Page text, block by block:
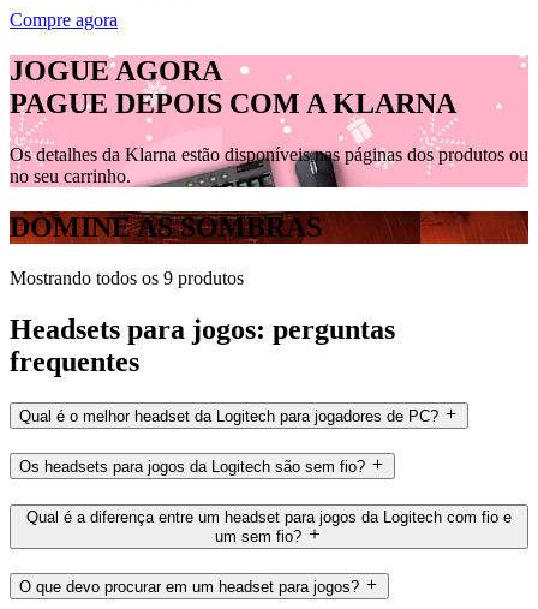
Compre agora
JOGUE AGORA
PAGUE DEPOIS COM A KLARNA
Os detalhes da Klarna estão disponíveis nas páginas dos produtos ou
no seu carrinho.
DOMINE AS SOMBRAS
Mostrando todos os 9 produtos
Headsets para jogos: perguntas
frequentes
Qual é o melhor headset da Logitech para jogadores de PC?
Os headsets para jogos da Logitech são sem fio?
Qual é a diferença entre um headset para jogos da Logitech com fio e
um sem fio?
O que devo procurar em um headset para jogos?